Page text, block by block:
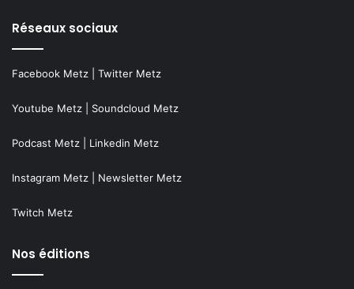
Réseaux sociaux
Facebook Metz Twitter Metz
Youtube Metz Soundcloud Metz
Podcast Metz Linkedin Metz
Instagram Metz Newsletter Metz
Twitch Metz
Nos éditions